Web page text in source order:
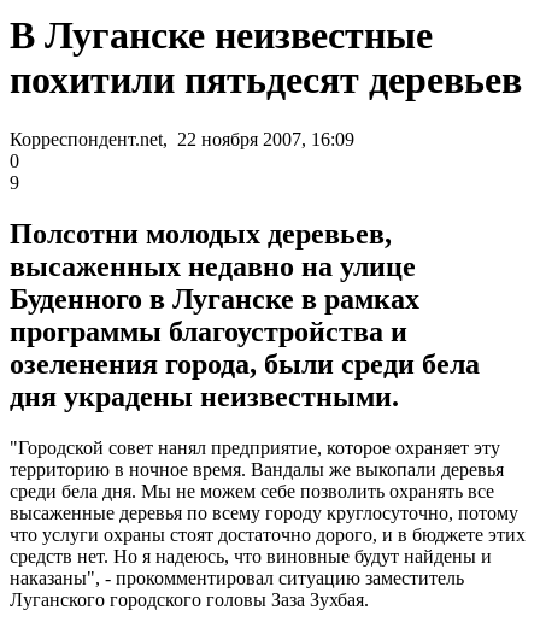
В Луганске неизвестные
похитили пятьдесят деревьев
Корреспондент.net, 22 ноября 2007, 16:09
0
9
Полсотни молодых деревьев,
высаженных недавно на улице
Буденного в Луганске в рамках
программы благоустройства и
озеленения города, были среди бела
дня украдены неизвестными.
"Городской совет нанял предприятие, которое охраняет эту
территорию в ночное время. Вандалы же выкопали деревья
среди бела дня. Мы не можем себе позволить охранять все
высаженные деревья по всему городу круглосуточно, потому
что услуги охраны стоят достаточно дорого, и в бюджете этих
средств нет. Но я надеюсь, что виновные будут найдены и
наказаны", - прокомментировал ситуацию заместитель
Луганского городского головы Заза Зухбая.